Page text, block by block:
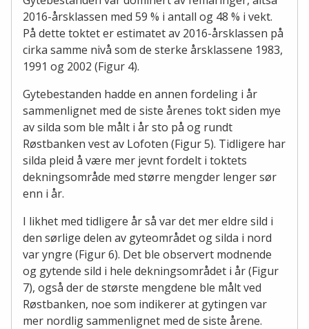
2016-årsklassen med 59 % i antall og 48 % i vekt.
På dette toktet er estimatet av 2016-årsklassen på
cirka samme nivå som de sterke årsklassene 1983,
1991 og 2002 (Figur 4).
Gytebestanden hadde en annen fordeling i år
sammenlignet med de siste årenes tokt siden mye
av silda som ble målt i år sto på og rundt
Røstbanken vest av Lofoten (Figur 5). Tidligere har
silda pleid å være mer jevnt fordelt i toktets
dekningsområde med større mengder lenger sør
enn i år.
I likhet med tidligere år så var det mer eldre sild i
den sørlige delen av gyteområdet og silda i nord
var yngre (Figur 6). Det ble observert modnende
og gytende sild i hele dekningsområdet i år (Figur
7), også der de største mengdene ble målt ved
Røstbanken, noe som indikerer at gytingen var
mer nordlig sammenlignet med de siste årene.